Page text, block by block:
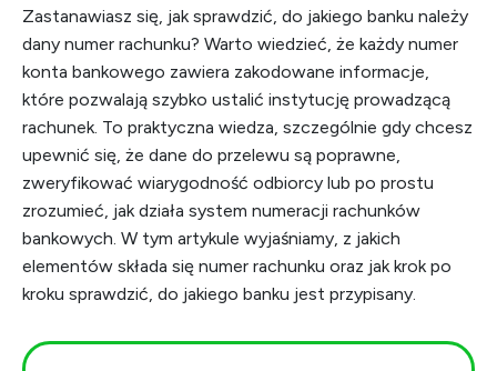
Zastanawiasz się, jak sprawdzić, do jakiego banku należy
dany numer rachunku? Warto wiedzieć, że każdy numer
konta bankowego zawiera zakodowane informacje,
które pozwalają szybko ustalić instytucję prowadzącą
rachunek. To praktyczna wiedza, szczególnie gdy chcesz
upewnić się, że dane do przelewu są poprawne,
zweryfikować wiarygodność odbiorcy lub po prostu
zrozumieć, jak działa system numeracji rachunków
bankowych. W tym artykule wyjaśniamy, z jakich
elementów składa się numer rachunku oraz jak krok po
kroku sprawdzić, do jakiego banku jest przypisany.